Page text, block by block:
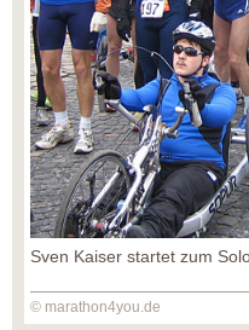
Sven Kaiser startet zum
© marathon4you.de